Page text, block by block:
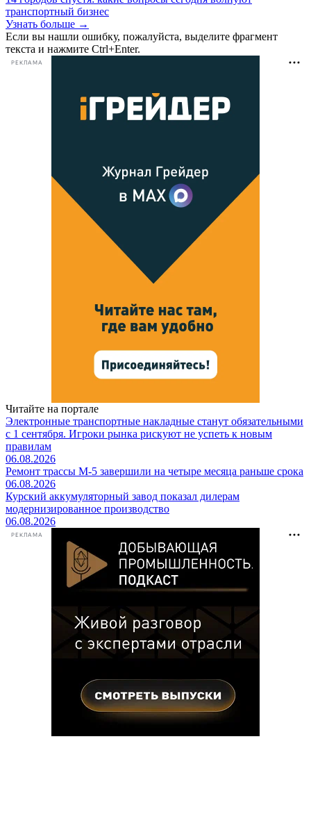
транспортный бизнес
Узнать больше →
Если вы нашли ошибку, пожалуйста, выделите фрагмент
текста и нажмите Ctrl+Enter.
РЕКЛАМА
Читайте на портале
Электронные транспортные накладные станут обязательными
с 1 сентября. Игроки рынка рискуют не успеть к новым
правилам
06.08.2026
Ремонт трассы М-5 завершили на четыре месяца раньше срока
06.08.2026
Курский аккумуляторный завод показал дилерам
модернизированное производство
06.08.2026
РЕКЛАМА